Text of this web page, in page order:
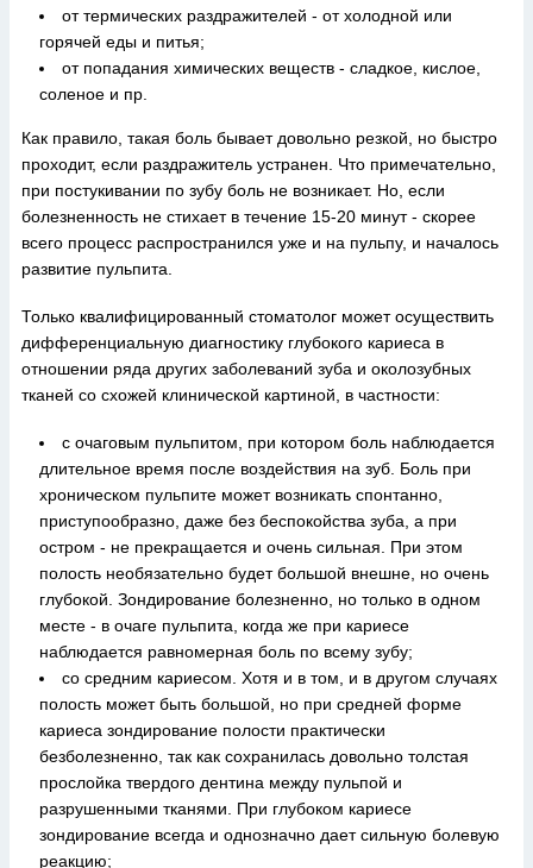
от термических раздражителей - от холодной или
горячей еды и питья;
от попадания химических веществ - сладкое, кислое,
соленое и пр.
Как правило, такая боль бывает довольно резкой, но быстро
проходит, если раздражитель устранен. Что примечательно,
при постукивании по зубу боль не возникает. Но, если
болезненность не стихает в течение 15-20 минут - скорее
всего процесс распространился уже и на пульпу, и началось
развитие пульпита.
Только квалифицированный стоматолог может осуществить
дифференциальную диагностику глубокого кариеса в
отношении ряда других заболеваний зуба и околозубных
тканей со схожей клинической картиной, в частности:
с очаговым пульпитом, при котором боль наблюдается
длительное время после воздействия на зуб. Боль при
хроническом пульпите может возникать спонтанно,
приступообразно, даже без беспокойства зуба, а при
остром - не прекращается и очень сильная. При этом
полость необязательно будет большой внешне, но очень
глубокой. Зондирование болезненно, но только в одном
месте - в очаге пульпита, когда же при кариесе
наблюдается равномерная боль по всему зубу;
со средним кариесом. Хотя и в том, и в другом случаях
полость может быть большой, но при средней форме
кариеса зондирование полости практически
безболезненно, так как сохранилась довольно толстая
прослойка твердого дентина между пульпой и
разрушенными тканями. При глубоком кариесе
зондирование всегда и однозначно дает сильную болевую
реакцию;